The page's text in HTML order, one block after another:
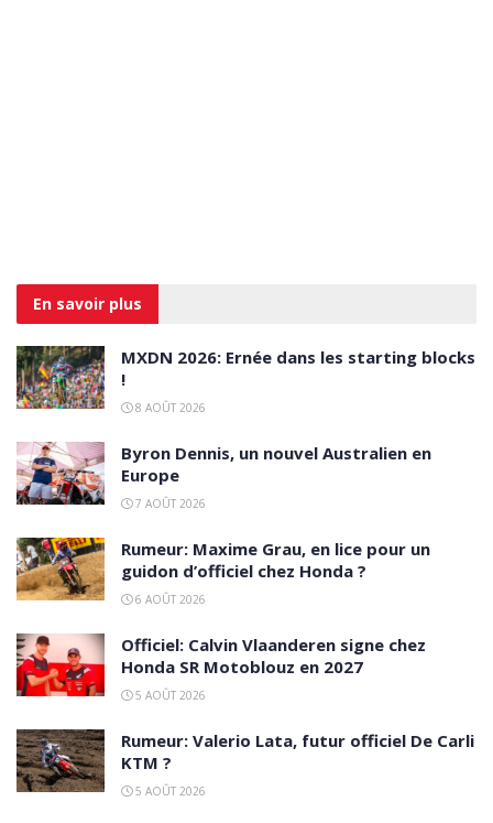
En savoir plus
MXDN 2026: Ernée dans les starting blocks
!
8 AOÛT 2026
Byron Dennis, un nouvel Australien en
Europe
7 AOÛT 2026
Rumeur: Maxime Grau, en lice pour un
guidon d’officiel chez Honda ?
6 AOÛT 2026
Officiel: Calvin Vlaanderen signe chez
Honda SR Motoblouz en 2027
5 AOÛT 2026
Rumeur: Valerio Lata, futur officiel De Carli
KTM ?
5 AOÛT 2026